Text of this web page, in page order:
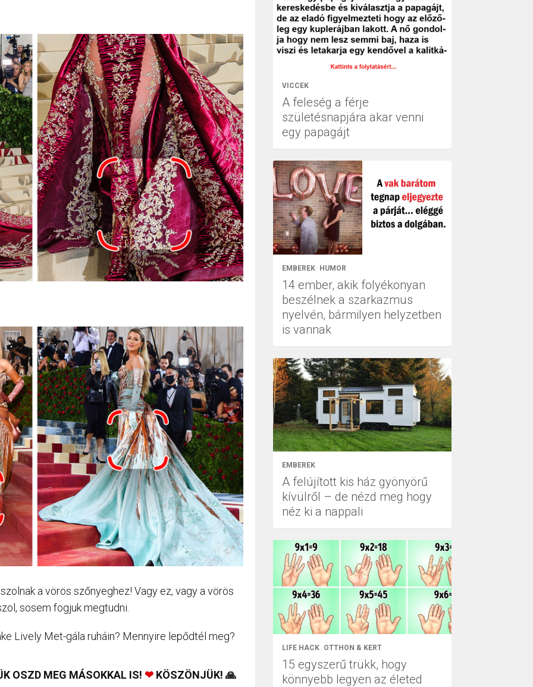
a vörös szőnyeghez! Vagy ez, vagy a vörös
sosem fogjuk megtudni.
Lively Met-gála ruháin? Mennyire lepődtél meg?
OSZD MEG MÁSOKKAL IS! ❤KÖSZÖNJÜK! 🙏
VICCEK
A feleség a férje
születésnapjára akar venni
egy papagájt
EMBEREK HUMOR
14 ember, akik folyékonyan
beszélnek a szarkazmus
nyelvén, bármilyen helyzetben
is vannak
EMBEREK
A felújított kis ház gyönyörű
kívülről – de nézd meg hogy
néz ki a nappali
LIFE HACK OTTHON & KERT
15 egyszerű trükk, hogy
könnyebb legyen az életed